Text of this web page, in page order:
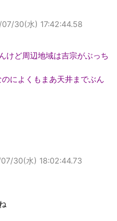
30(水) 17:42:44.58
けど周辺地域は吉宗がぶっち
によくもまあ天井までぶん
30(水) 18:02:44.73